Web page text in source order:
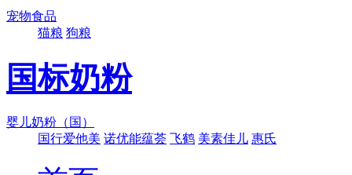
宠物食品
猫粮 狗粮
国标奶粉
婴儿奶粉（国）
国行爱他美 诺优能蕴荟 飞鹤 美素佳儿 惠氏